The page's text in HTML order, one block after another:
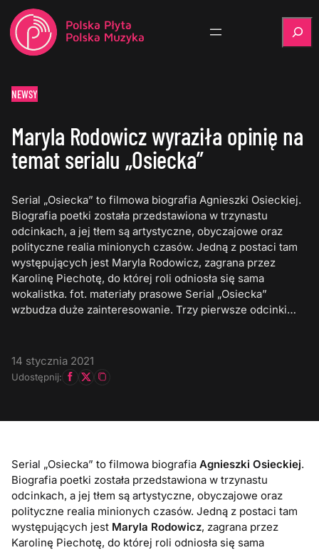
NEWSY
Maryla Rodowicz wyraziła opinię na
temat serialu „Osiecka”
Serial „Osiecka” to filmowa biografia Agnieszki Osieckiej.
Biografia poetki została przedstawiona w trzynastu
odcinkach, a jej tłem są artystyczne, obyczajowe oraz
polityczne realia minionych czasów. Jedną z postaci tam
występujących jest Maryla Rodowicz, zagrana przez
Karolinę Piechotę, do której roli odniosła się sama
wokalistka. fot. materiały prasowe Serial „Osiecka”
wzbudza duże zainteresowanie. Trzy pierwsze odcinki…
14 stycznia 2021
Udostępnij:
Serial „Osiecka” to filmowa biografiaAgnieszki Osieckiej.
Biografia poetki została przedstawiona w trzynastu
odcinkach, a jej tłem są artystyczne, obyczajowe oraz
polityczne realia minionych czasów. Jedną z postaci tam
występujących jest Maryla Rodowicz, zagrana przez
Karolinę Piechotę, do której roli odniosła się sama